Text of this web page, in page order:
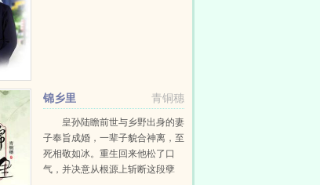
青铜穗
锦乡里
皇孙陆瞻前世与乡野出身的妻
子奉旨成婚，一辈子貌合神离，至
死相敬如冰。重生回来他松了口
气，并决意从根源上斩断这段孽